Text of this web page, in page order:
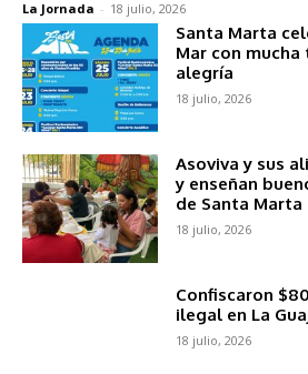
La Jornada - 18 julio, 2026
Santa Marta
Mar con
alegría
18 julio, 2026
Asoviva y sus
y enseñan
de Santa Marta
18 julio, 2026
Confiscaron
ilegal en La
18 julio, 2026